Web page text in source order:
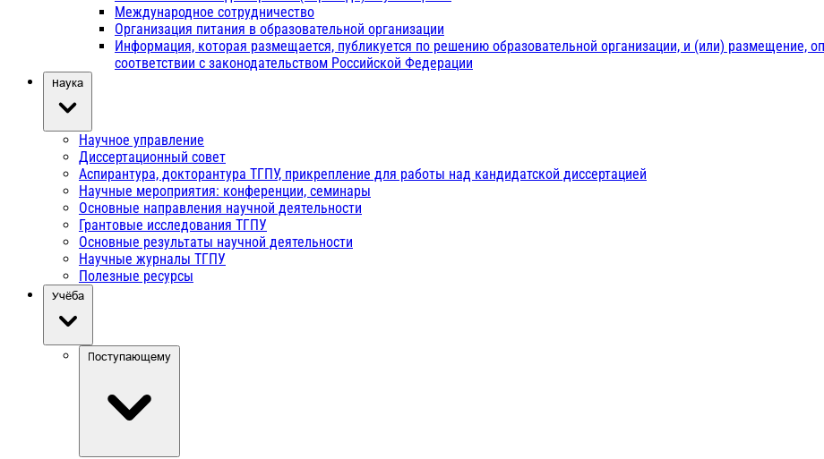
Международное сотрудничество
Организация питания в образовательной организации
Информация, которая размещается, публикуется по решению образовательной организации, и (или) размещение,
соответствии с законодательством Российской Федерации
Наука
Научное управление
Диссертационный совет
Аспирантура, докторантура ТГПУ, прикрепление для работы над кандидатской диссертацией
Научные мероприятия: конференции, семинары
Основные направления научной деятельности
Грантовые исследования ТГПУ
Основные результаты научной деятельности
Научные журналы ТГПУ
Полезные ресурсы
Учёба
Поступающему